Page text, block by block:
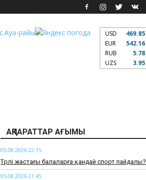
USD
469.85
EUR
542.16
RUB
5.78
UZS
3.95
АҚПАРАТТАР АҒЫМЫ
05.08.2026 22:15
​Түрлі жастағы балаларға қандай спорт пайдалы?
05.08.2026 21:45